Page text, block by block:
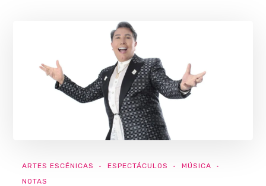
ARTES ESCÉNICAS ESPECTÁCULOS
MÚSICA
NOTAS